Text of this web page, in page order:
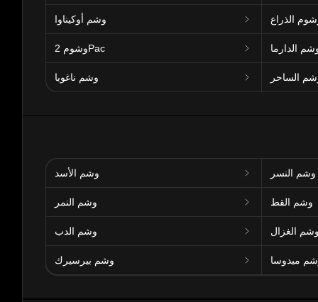
وشم أوكيناوا الذراع
وشوم 2Pac الدارما
وشم ناغويا الساحر
وشم الأسد وشم النسر
وشم النمر وشم القط
وشم الدب الغزال
وشم بيرسيرك ميدوسا